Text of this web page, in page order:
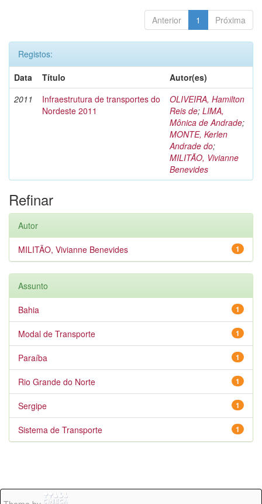
Anterior 1 Próxima
Registos:
Data
Título
Autor(es)
2011
Infraestrutura de transportes do
Nordeste 2011
OLIVEIRA, Hamilton
Reis de; LIMA,
Mônica de Andrade;
MONTE, Kerlen
Andrade do;
MILITÃO, Vivianne
Benevides
Refinar
Autor
1
MILITÃO, Vivianne Benevides
Assunto
1
Bahia
1
Modal de Transporte
1
Paraíba
1
Rio Grande do Norte
1
Sergipe
1
Sistema de Transporte